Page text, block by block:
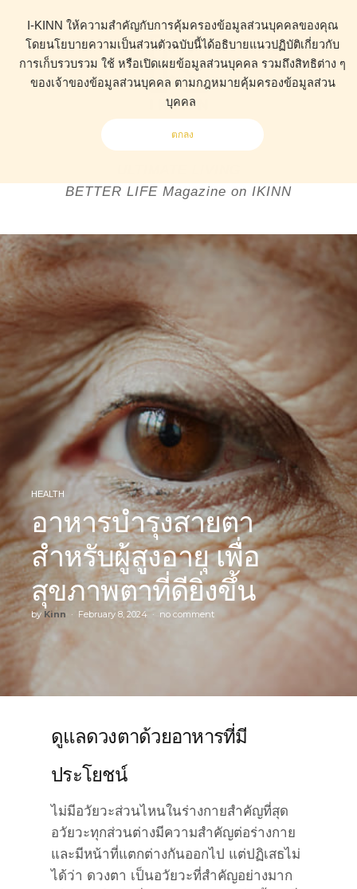
I-KINN ให้ความสำคัญกับการคุ้มครองข้อมูลส่วนบุคคลของคุณ
โดยนโยบายความเป็นส่วนตัวฉบับนี้ได้อธิบายแนวปฏิบัติเกี่ยวกับ
การเก็บรวบรวม ใช้ หรือเปิดเผยข้อมูลส่วนบุคคล รวมถึงสิทธิต่าง ๆ
ของเจ้าของข้อมูลส่วนบุคคล ตามกฎหมายคุ้มครองข้อมูลส่วน
บุคคล
ตกลง
BETTER LIFE Magazine on IKINN
HEALTH
อาหารบำรุงสายตา
สำหรับผู้สูงอายุ เพื่อ
สุขภาพตาที่ดียิ่งขึ้น
by Kinn February 8, 2024 no comment
ดูแลดวงตาด้วยอาหารที่มี
ประโยชน์
ไม่มีอวัยวะส่วนไหนในร่างกายสำคัญที่สุด
อวัยวะทุกส่วนต่างมีความสำคัญต่อร่างกาย
และมีหน้าที่แตกต่างกันออกไป แต่ปฏิเสธไม่
ได้ว่า ดวงตา เป็นอวัยวะที่สำคัญอย่างมาก